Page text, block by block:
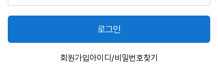
로그인
회원가입아이디/비밀번호찾기